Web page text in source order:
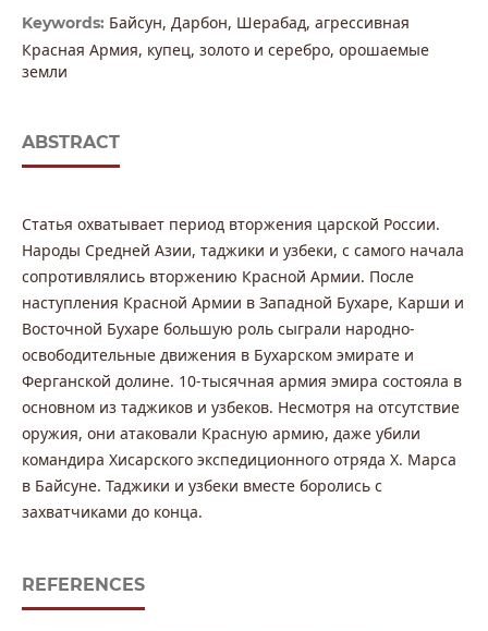
Keywords: Байсун, Дарбон, Шерабад, агрессивная
Красная Армия, купец, золото и серебро, орошаемые
земли
ABSTRACT
Статья охватывает период вторжения царской России.
Народы Средней Азии, таджики и узбеки, с самого начала
сопротивлялись вторжению Красной Армии. После
наступления Красной Армии в Западной Бухаре, Карши и
Восточной Бухаре большую роль сыграли народно-
освободительные движения в Бухарском эмирате и
Ферганской долине. 10-тысячная армия эмира состояла в
основном из таджиков и узбеков. Несмотря на отсутствие
оружия, они атаковали Красную армию, даже убили
командира Хисарского экспедиционного отряда Х. Марса
в Байсуне. Таджики и узбеки вместе боролись с
захватчиками до конца.
REFERENCES